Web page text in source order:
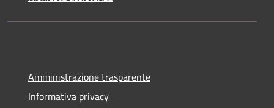
Amministrazione trasparente
Informativa privacy